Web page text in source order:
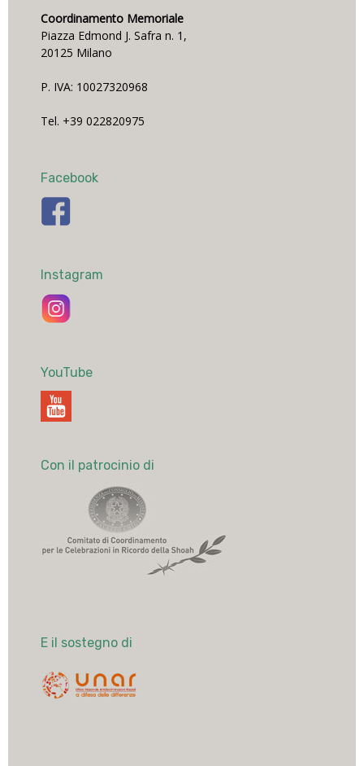
Coordinamento Memoriale
Piazza Edmond J. Safra n. 1,
20125 Milano
P. IVA: 10027320968
Tel. +39 022820975
Facebook
Instagram
YouTube
Con il patrocinio di
E il sostegno di